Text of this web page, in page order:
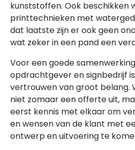
kunststoffen. Ook beschikken
printtechnieken met
dat laatste zijn er ook geen
wat zeker in een pand een
Voor een goede
opdrachtgever en signbedrijf
vertrouwen van groot belang.
niet zomaar een offerte uit,
eerst kennis met elkaar om
en wensen van de klant met
ontwerp en uitvoering te